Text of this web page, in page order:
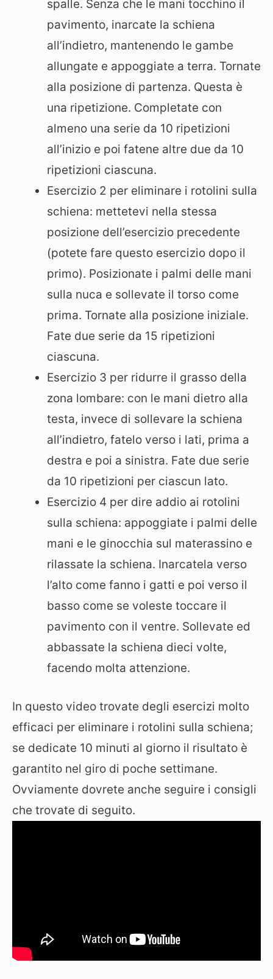
spalle. Senza che le mani tocchino il
pavimento, inarcate la schiena
all’indietro, mantenendo le gambe
allungate e appoggiate a terra. Tornate
alla posizione di partenza. Questa è
una ripetizione. Completate con
almeno una serie da 10 ripetizioni
all’inizio e poi fatene altre due da 10
ripetizioni ciascuna.
Esercizio 2 per eliminare i rotolini sulla
schiena: mettetevi nella stessa
posizione dell’esercizio precedente
(potete fare questo esercizio dopo il
primo). Posizionate i palmi delle mani
sulla nuca e sollevate il torso come
prima. Tornate alla posizione iniziale.
Fate due serie da 15 ripetizioni
ciascuna.
Esercizio 3 per ridurre il grasso della
zona lombare: con le mani dietro alla
testa, invece di sollevare la schiena
all’indietro, fatelo verso i lati, prima a
destra e poi a sinistra. Fate due serie
da 10 ripetizioni per ciascun lato.
Esercizio 4 per dire addio ai rotolini
sulla schiena: appoggiate i palmi delle
mani e le ginocchia sul materassino e
rilassate la schiena. Inarcatela verso
l’alto come fanno i gatti e poi verso il
basso come se voleste toccare il
pavimento con il ventre. Sollevate ed
abbassate la schiena dieci volte,
facendo molta attenzione.
In questo video trovate degli esercizi molto
efficaci per eliminare i rotolini sulla schiena;
se dedicate 10 minuti al giorno il risultato è
garantito nel giro di poche settimane.
Ovviamente dovrete anche seguire i consigli
che trovate di seguito.